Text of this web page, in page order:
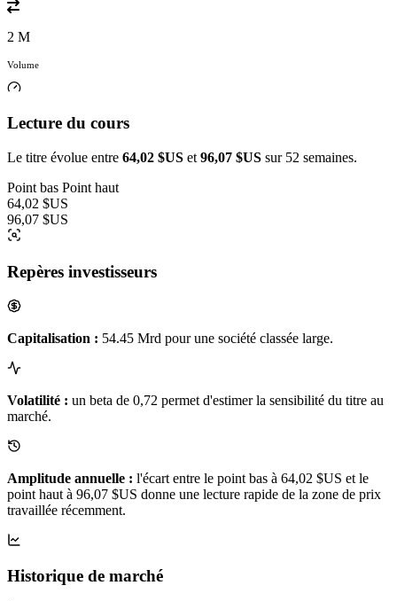
2 M
Volume
Lecture du cours
Le titre évolue entre 64,02 $US et 96,07 $US sur 52 semaines.
Point bas Point haut
64,02 $US
96,07 $US
Repères investisseurs
Capitalisation : 54.45 Mrd pour une société classée large.
Volatilité : un beta de 0,72 permet d'estimer la sensibilité du titre au
marché.
Amplitude annuelle : l'écart entre le point bas à 64,02 $US et le
point haut à 96,07 $US donne une lecture rapide de la zone de prix
travaillée récemment.
Historique de marché